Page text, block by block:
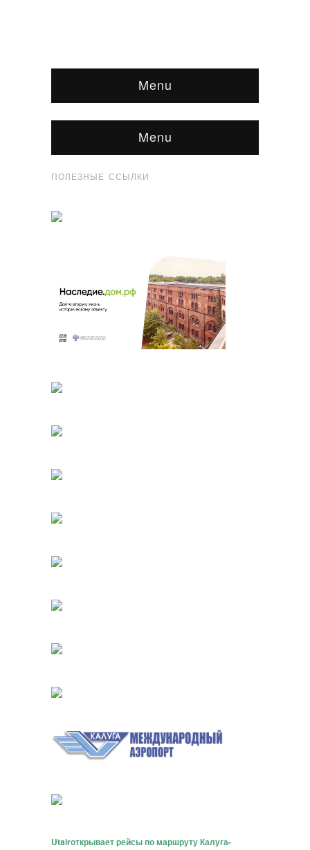
Menu
Menu
ПОЛЕЗНЫЕ ССЫЛКИ
Utairоткрывает рейсы по маршруту Калуга-